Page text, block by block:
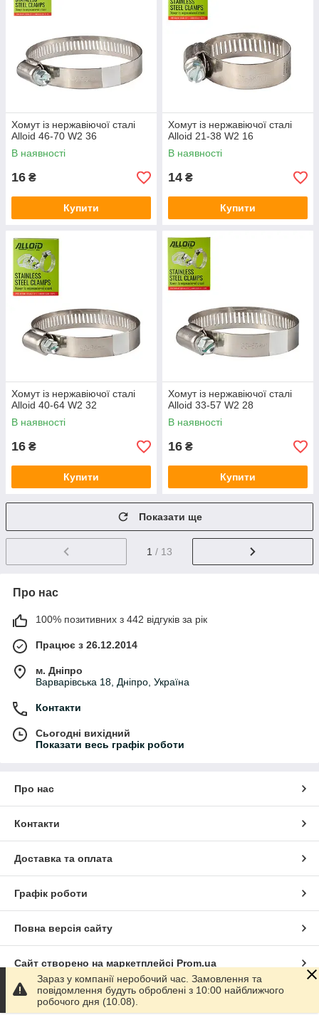
Хомут із нержавіючої сталі
Alloid 46-70 W2 36
В наявності
16 ₴
Купити
Хомут із нержавіючої сталі
Alloid 21-38 W2 16
В наявності
14 ₴
Купити
Хомут із нержавіючої сталі
Alloid 40-64 W2 32
В наявності
16 ₴
Купити
Хомут із нержавіючої сталі
Alloid 33-57 W2 28
В наявності
16 ₴
Купити
Показати ще
1 / 13
Про нас
100% позитивних з 442 відгуків за рік
Працює з 26.12.2014
м. Дніпро
Варварівська 18, Дніпро, Україна
Контакти
Сьогодні вихідний
Показати весь графік роботи
Про нас
Контакти
Доставка та оплата
Графік роботи
Повна версія сайту
Сайт створено на маркетплейсі Prom.ua
Політика конфіденційності
Зараз у компанії неробочий час. Замовлення та
повідомлення будуть оброблені з 10:00 найближчого
робочого дня (10.08).